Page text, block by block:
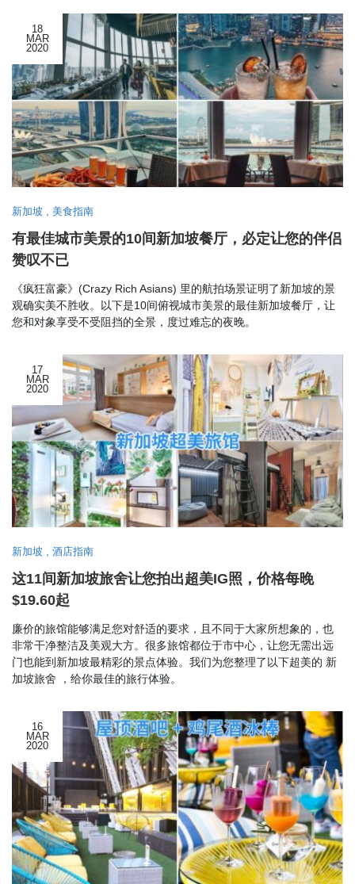
18
MAR
2020
新加坡 美食指南
有最佳城市美景的10间新加坡餐厅，必定让您的伴侣
赞叹不已
《疯狂富豪》(Crazy Rich Asians) 里的航拍场景证明了新加坡的景
观确实美不胜收。以下是10间俯视城市美景的最佳新加坡餐厅，让
您和对象享受不受阻挡的全景，度过难忘的夜晚。
17
MAR
2020
新加坡 酒店指南
这11间新加坡旅舍让您拍出超美IG照，价格每晚
$19.60起
廉价的旅馆能够满足您对舒适的要求，且不同于大家所想象的，也
非常干净整洁及美观大方。很多旅馆都位于市中心，让您无需出远
门也能到新加坡最精彩的景点体验。我们为您整理了以下超美的 新
加坡旅舍 ，给你最佳的旅行体验。
16
MAR
2020